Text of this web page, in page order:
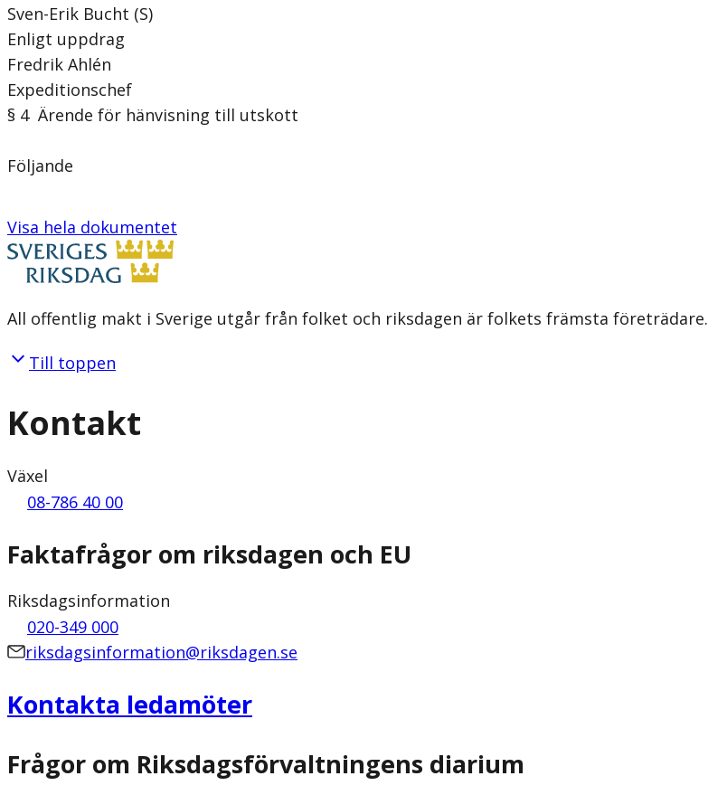
Sven-Erik Bucht (S)
Enligt uppdrag
Fredrik Ahlén
Expeditionschef
§ 4 Ärende för hänvisning till utskott
Följande
Visa hela dokumentet
All offentlig makt i Sverige utgår från folket och riksdagen är folkets främsta företrädare.
Till toppen
Kontakt
Växel
08-786 40 00
Faktafrågor om riksdagen och EU
Riksdagsinformation
020-349 000
riksdagsinformation@riksdagen.se
Kontakta ledamöter
Frågor om Riksdagsförvaltningens diarium